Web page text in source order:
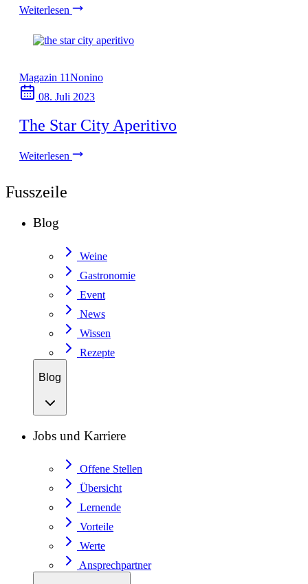
Weiterlesen
Magazin 11Nonino
08. Juli 2023
The Star City Aperitivo
Weiterlesen
Fusszeile
Blog
Weine
Gastronomie
Event
News
Wissen
Rezepte
Blog
Jobs und Karriere
Offene Stellen
Übersicht
Lernende
Vorteile
Werte
Ansprechpartner